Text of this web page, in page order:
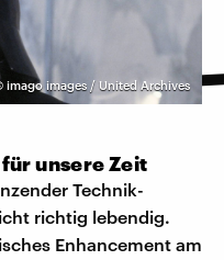
imago images / United Archives
unsere Zeit
Technik-
richtig lebendig.
Enhancement am